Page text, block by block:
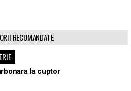
RECOMANDATE
la cuptor